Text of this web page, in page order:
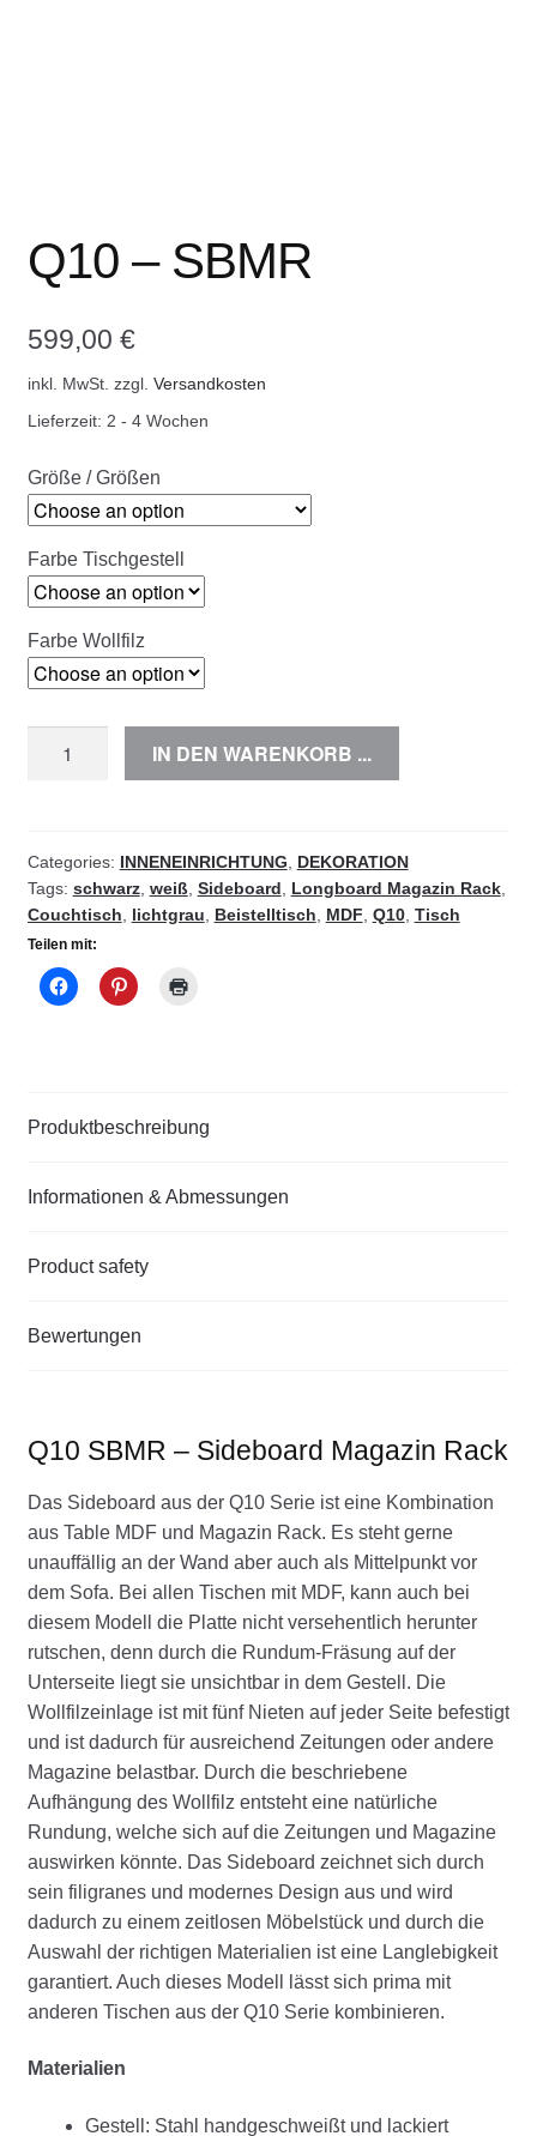
0 Artikel
Q10 – SBMR
599,00 €
inkl. MwSt. zzgl. Versandkosten
Lieferzeit: 2 - 4 Wochen
Größe / Größen
Farbe Tischgestell
Farbe Wollfilz
IN DEN WARENKORB ...
Categories: INNENEINRICHTUNG
DEKORATION
Tags: schwarz, weiß Sideboard Longboard Magazin Rack,
Couchtisch
lichtgrau Beistelltisch MDF Q10, Tisch
Teilen mit:
Produktbeschreibung
Informationen & Abmessungen
Product safety
Bewertungen
Q10 SBMR – Sideboard Magazin Rack
Das Sideboard aus der Q10 Serie ist eine Kombination
aus Table MDF und Magazin Rack. Es steht gerne
unauffällig an der Wand aber auch als Mittelpunkt vor
dem Sofa. Bei allen Tischen mit MDF, kann auch bei
diesem Modell die Platte nicht versehentlich herunter
rutschen, denn durch die Rundum-Fräsung auf der
Unterseite liegt sie unsichtbar in dem Gestell. Die
Wollfilzeinlage ist mit fünf Nieten auf jeder Seite befestigt
und ist dadurch für ausreichend Zeitungen oder andere
Magazine belastbar. Durch die beschriebene
Aufhängung des Wollfilz entsteht eine natürliche
Rundung, welche sich auf die Zeitungen und Magazine
auswirken könnte. Das Sideboard zeichnet sich durch
sein filigranes und modernes Design aus und wird
dadurch zu einem zeitlosen Möbelstück und durch die
Auswahl der richtigen Materialien ist eine Langlebigkeit
garantiert. Auch dieses Modell lässt sich prima mit
anderen Tischen aus der Q10 Serie kombinieren.
Materialien
Gestell: Stahl handgeschweißt und lackiert